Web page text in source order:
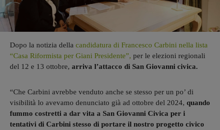
Dopo la notizia della candidatura di Francesco Carbini nella lista
“Casa Riformista per Giani Presidente”, per le elezioni regionali
del 12 e 13 ottobre, arriva l’attacco di San Giovanni civica.
“Che Carbini avrebbe venduto anche se stesso per un po’ di
visibilità lo avevamo denunciato già ad ottobre del 2024, quando
fummo costretti a dar vita a San Giovanni Civica per i
tentativi di Carbini stesso di portare il nostro progetto civico